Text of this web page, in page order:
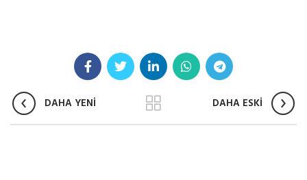
DAHA YENİ DAHA ESKİ